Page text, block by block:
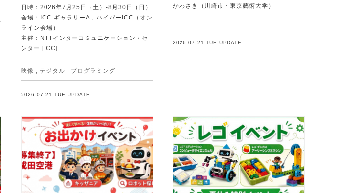
日時：2026年7月25日（土）-8月30日（日）
会場：ICC ギャラリーA，ハイパーICC（オン
ライン会場）
主催：NTTインターコミュニケーション・セ
ンター [ICC]
映像 , デジタル , プログラミング
2026.07.21 TUE UPDATE
かわさき（川崎市・東京藝術大学）
2026.07.21 TUE UPDATE